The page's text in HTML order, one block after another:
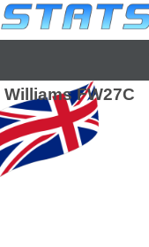
WilliamsFW27C